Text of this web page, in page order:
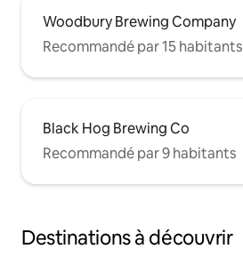
Woodbury Brewing Company
Recommandé par 15 habitants
Black Hog Brewing Co
Recommandé par 9 habitants
Destinations à découvrir